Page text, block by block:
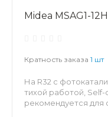
Midea MSAG1-
Кратность заказа 1 шт
На R32 с
тихой работой,
рекомендуется для